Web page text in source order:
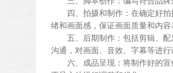
四、拍摄和制作：在确定好拍
绪和画面感，保证画面质量和内容
五、后期制作：包括剪辑、配
沟通，对画面、音效、字幕等进行
六、成品呈现：将制作好的宣